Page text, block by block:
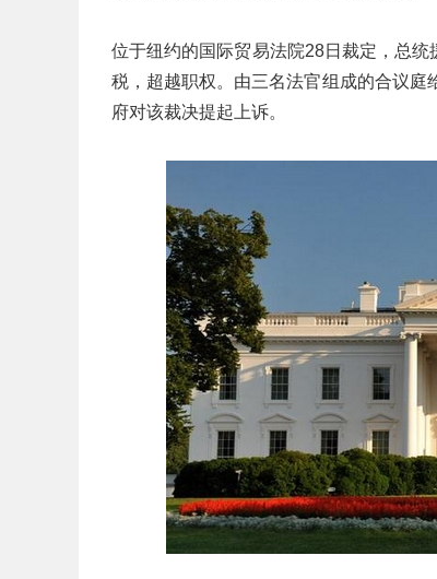
位于纽约的国际贸易法院28日裁定，总
税，超越职权。由三名法官组成的合议
府对该裁决提起上诉。